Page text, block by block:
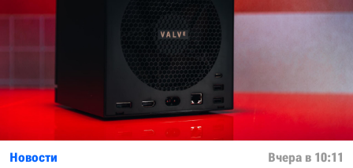
Новости Вчера в 10:11